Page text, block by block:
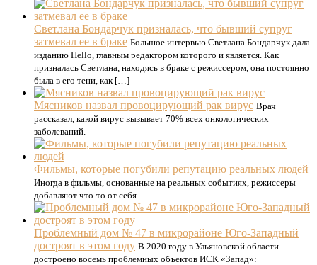
Светлана Бондарчук призналась, что бывший супруг
затмевал ее в браке Большое интервью Светлана Бондарчук дала
изданию Hello, главным редактором которого и является. Как
призналась Светлана, находясь в браке с режиссером, она постоянно
была в его тени, как […]
Мясников назвал провоцирующий рак вирус Врач
рассказал, какой вирус вызывает 70% всех онкологических
заболеваний.
Фильмы, которые погубили репутацию реальных людей
Иногда в фильмы, основанные на реальных событиях, режиссеры
добавляют что-то от себя.
Проблемный дом № 47 в микрорайоне Юго-Западный
достроят в этом году В 2020 году в Ульяновской области
достроено восемь проблемных объектов ИСК «Запад»: